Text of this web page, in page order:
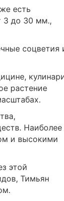
есть
3 до 30 мм.,
соцветия
растение
Наиболее
и высокими
этой
Тимьян